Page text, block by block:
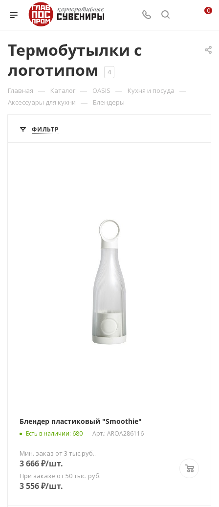
0
Термобутылки с
логотипом
4
Главная — Каталог — OASIS — Кухня и посуда —
Аксессуары для кухни — Блендеры
ФИЛЬТР
Блендер пластиковый "Smoothie"
Есть в наличии: 680 Арт.: AROA286116
Мин. заказ от 3 тыс.руб..
3 666₽/шт.
При заказе от 50 тыс. руб.
3 556₽/шт.